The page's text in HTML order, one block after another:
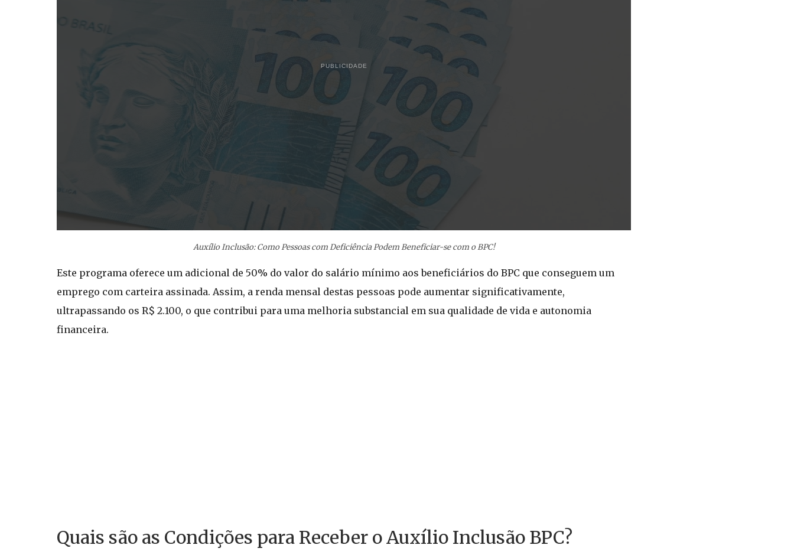
PUBLICIDADE
Auxílio Inclusão: Como Pessoas com Deficiência Podem Beneficiar-se com o BPC!
Este programa oferece um adicional de 50% do valor do salário mínimo aos beneficiários do BPC que conseguem um
emprego com carteira assinada. Assim, a renda mensal destas pessoas pode aumentar significativamente,
ultrapassando os R$ 2.100, o que contribui para uma melhoria substancial em sua qualidade de vida e autonomia
financeira.
Quais são as Condições para Receber o Auxílio Inclusão BPC?